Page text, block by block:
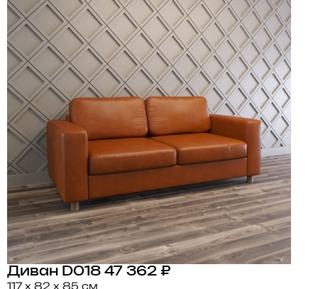
Диван D018 47 362 ₽
117 x 82 x 85 см